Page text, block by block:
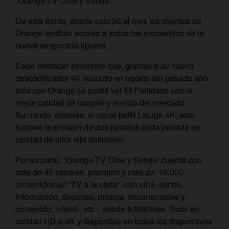
De esta forma, desde solo 3€ al mes los clientes de
Orange tendrán acceso a todos los encuentros de la
nueva temporada liguera.
Cabe destacar asimismo que, gracias a su nuevo
descodificador 4K lanzado en agosto del pasado año,
solo con Orange se podrá ver El Partidazo con la
mejor calidad de imagen y sonido del mercado.
Sumando, además, el canal beIN LaLiga 4K, esto
supone la emisión de dos partidos cada jornada en
calidad de ultra alta definición.
Por su parte, “Orange TV Cine y Series” cuenta con
más de 40 canales premium y más de 10.000
contenidos en “TV a la carta” -con cine, series,
información, deportes, música, documentales y
contenido, infantil, etc.-, desde 9,95€/mes. Todo en
calidad HD o 4K y disponible en todos los dispositivos